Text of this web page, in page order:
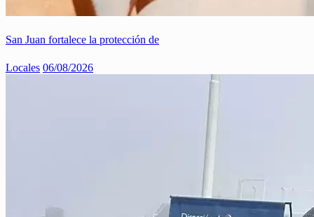
San Juan fortalece la protección de
Locales 06/08/2026